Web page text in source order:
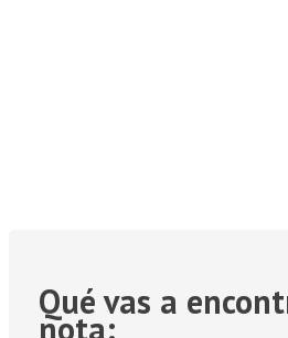
Qué vas a
nota: